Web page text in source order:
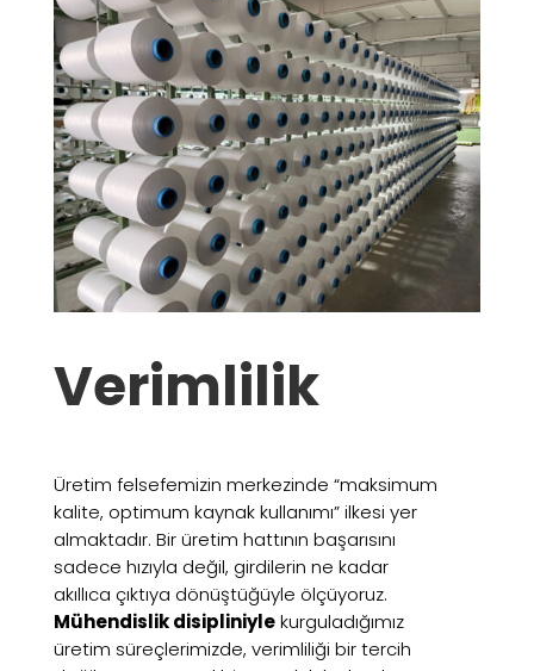
Verimlilik
Üretim felsefemizin merkezinde “maksimum
kalite, optimum kaynak kullanımı” ilkesi yer
almaktadır. Bir üretim hattının başarısını
sadece hızıyla değil, girdilerin ne kadar
akıllıca çıktıya dönüştüğüyle ölçüyoruz.
Mühendislik disipliniylekurguladığımız
üretim süreçlerimizde, verimliliği bir tercih